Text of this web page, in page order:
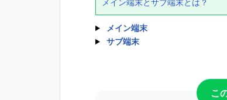
メイン端末
サブ端末
こ